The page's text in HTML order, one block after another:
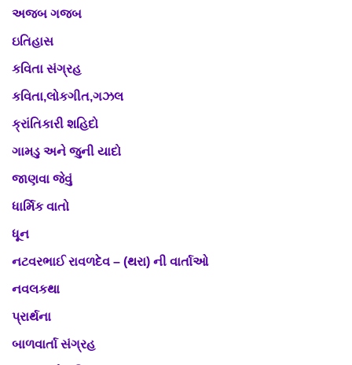
અજબ ગજબ
ઇતિહાસ
કવિતા સંગ્રહ
કવિતા,લોકગીત,ગઝલ
ક્રાંતિકારી શહિદો
ગામડુ અને જુની યાદો
જાણવા જેવું
ધાર્મિક વાતો
ધૂન
નટવરભાઈ રાવળદેવ – (થરા) ની વાર્તાઓ
નવલકથા
પ્રાર્થના
બાળવાર્તા સંગ્રહ